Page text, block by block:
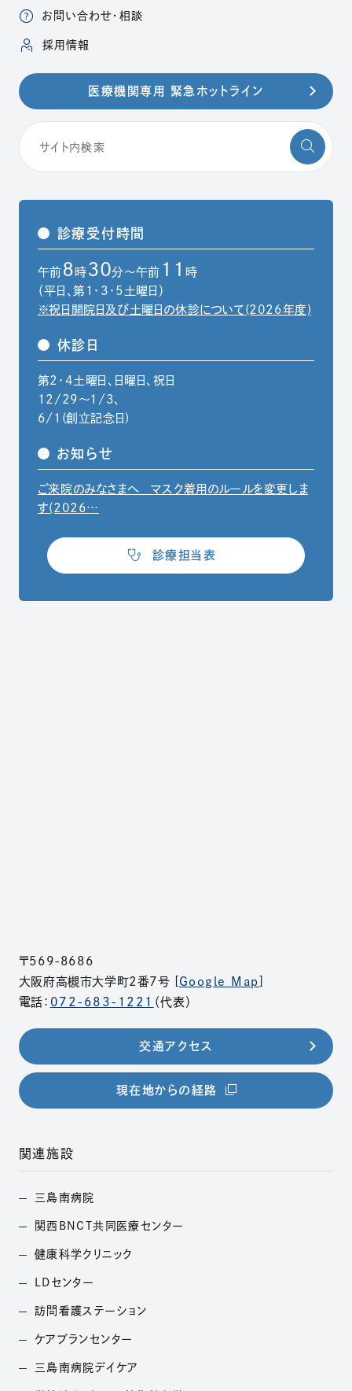
お問い合わせ・相談
採用情報
医療機関専用 緊急ホットライン
診療受付時間
午前 8 時 30分～午前 11
時
（平日、第1・3・5土曜日）
※祝日開院日及び土曜日の休診について(2026年度)
休診日
第2・4土曜日、日曜日、祝日
12/29〜1/3、
6/1(創立記念日)
お知らせ
ご来院のみなさまへ マスク着用のルールを変更しま
す(2026…
診療担当表
（別ウィンドウで開きます）
〒569-8686
大阪府高槻市大学町2番7号 [ Google Map
電話： 072-683-1221 （代表）
交通アクセス
現在地からの経路 （別ウィンドウで開きま
関連施設
三島南病院
（別ウィンドウで開きます）
関西BNCT共同医療 センター
（別ウィンドウで開きます）
健康科学クリニック
（別ウィンドウで開きます）
LDセンター
（別ウィンドウで開きます）
訪問看護ステーション
（別ウィンドウで開きます）
ケアプランセンター
（別ウィンドウで開きます）
三島南病院デイケア
（別ウィンドウで開きます）